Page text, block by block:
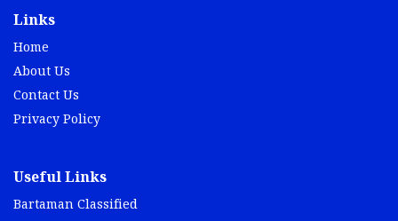
Links
Home
About Us
Contact Us
Privacy Policy
Useful Links
Bartaman Classified